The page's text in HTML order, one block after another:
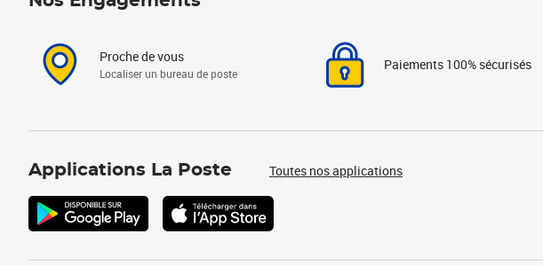
Proche de vous
Localiser un bureau de poste
Paiements 100% sécurisés
Applications La Poste Toutes nos applications